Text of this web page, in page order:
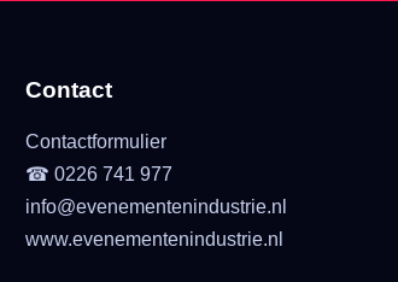
Contact
Contactformulier
☎ 0226 741 977
info@evenementenindustrie.nl
www.evenementenindustrie.nl